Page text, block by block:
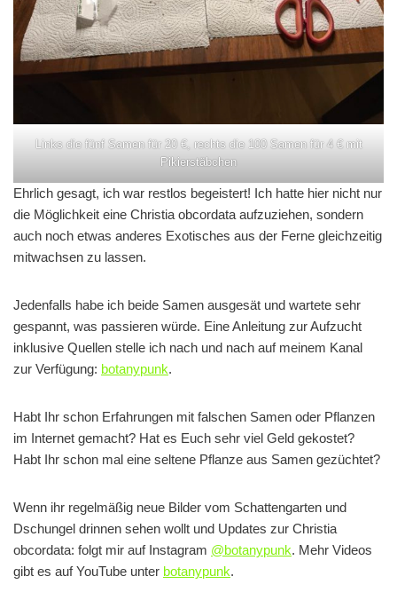
Links die fünf Samen für 20 €, rechts die 100 Samen für 4 € mit
Pikierstäbchen
Ehrlich gesagt, ich war restlos begeistert! Ich hatte hier nicht nur
die Möglichkeit eine Christia obcordata aufzuziehen, sondern
auch noch etwas anderes Exotisches aus der Ferne gleichzeitig
mitwachsen zu lassen.
Jedenfalls habe ich beide Samen ausgesät und wartete sehr
gespannt, was passieren würde. Eine Anleitung zur Aufzucht
inklusive Quellen stelle ich nach und nach auf meinem Kanal
zur Verfügung: botanypunk.
Habt Ihr schon Erfahrungen mit falschen Samen oder Pflanzen
im Internet gemacht? Hat es Euch sehr viel Geld gekostet?
Habt Ihr schon mal eine seltene Pflanze aus Samen gezüchtet?
Wenn ihr regelmäßig neue Bilder vom Schattengarten und
Dschungel drinnen sehen wollt und Updates zur Christia
obcordata: folgt mir auf Instagram @botanypunk. Mehr Videos
gibt es auf YouTube unter botanypunk.